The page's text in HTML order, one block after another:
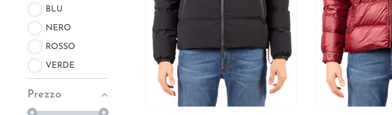
BLU
NERO
ROSSO
VERDE
Prezzo